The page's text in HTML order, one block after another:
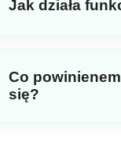
zwrotów:
zużyć mniej niż
Jak działa
Premium
z tej
Co
się?